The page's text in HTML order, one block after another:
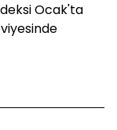
Ocak'ta